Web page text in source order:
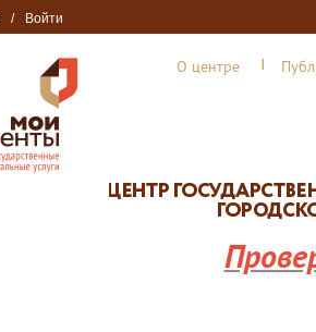
/ Войти
О центре